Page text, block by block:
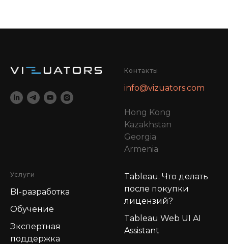
Контакты
info@vizuators.com
Hong Kong
Kazakhstan
Georgia
Armenia
Услуги
BI-разработка
Обучение
Экспертная
поддержка
Tableau. Что делать
после покупки
лицензий?
Tableau Web UI AI
Assistant